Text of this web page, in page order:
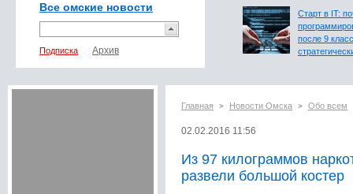
Все омские новости
Подписка
Старт в IT:
после 9
Главная > Новости Омска > Обо всем
02.02.2016 11:56
Из 97 килограммов
развели большой костер